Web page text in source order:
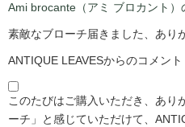
Ami brocante（アミ ブロカント）
素敵なブローチ届きました、あり
ANTIQUE LEAVESからのコメント
このたびはご購入いただき、あ
ーチ」と感じていただけて、